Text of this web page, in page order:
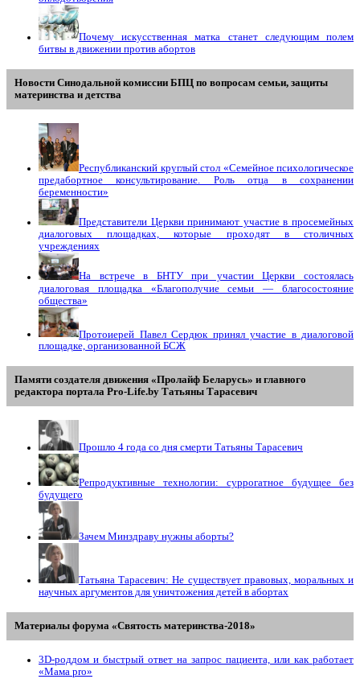
Почему искусственная матка станет следующим полем
битвы в движении против абортов
Новости Синодальной комиссии БПЦ по вопросам семьи, защиты
материнства и детства
Республиканский круглый стол «Семейное психологическое
предабортное консультирование. Роль отца в сохранении
беременности»
Представители Церкви принимают участие в просемейных
диалоговых площадках, которые проходят в столичных
учреждениях
На встрече в БНТУ при участии Церкви состоялась
диалоговая площадка «Благополучие семьи — благосостояние
общества»
Протоиерей Павел Сердюк принял участие в диалоговой
площадке, организованной БСЖ
Памяти создателя движения «Пролайф Беларусь» и главного
редактора портала Pro-Life.by Tатьяны Tарасевич
Прошло 4 года со дня смерти Татьяны Тарасевич
Репродуктивные технологии: суррогатное будущее без
будущего
Зачем Минздраву нужны аборты?
Татьяна Тарасевич: Не существует правовых, моральных и
научных аргументов для уничтожения детей в абортах
Материалы форума «Святость материнства-2018»
3D-роддом и быстрый ответ на запрос пациента, или как работает
«Мама prо»